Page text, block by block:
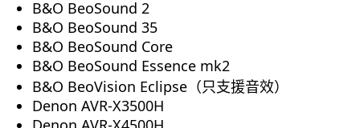
B&O BeoSound 2
B&O BeoSound 35
B&O BeoSound Core
B&O BeoSound Essence mk2
B&O BeoVision Eclipse（只支援音效）
Denon AVR-X3500H